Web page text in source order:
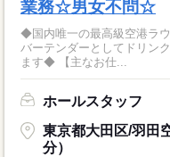
業務☆男女不問☆
◆国内唯一の最高級空港ラ
バーテンダーとしてドリン
ます◆ 【主なお仕...
ホールスタッフ
東京都大田区/羽田
分）